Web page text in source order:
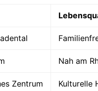
Nah am
Zentrum Kulturelle